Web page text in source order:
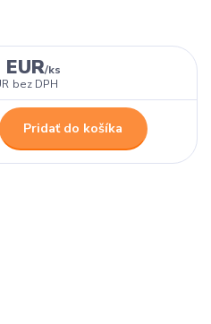
/ks
bez DPH
Pridať do košíka